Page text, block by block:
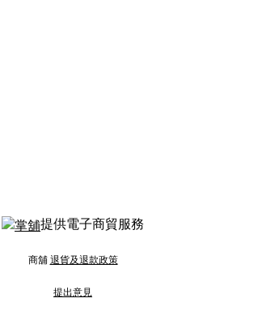
提供電子商貿服務
商舖 退貨及退款政策
提出意見